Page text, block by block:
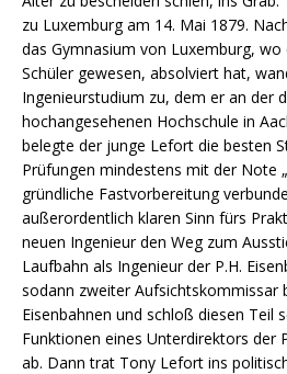
zu Luxemburg am 14. Mai 1879.
das Gymnasium von Luxemburg,
Schüler gewesen, absolviert hat,
Ingenieurstudium zu, dem er an der
hochangesehenen Hochschule in
belegte der junge Lefort die besten
Prüfungen mindestens mit der Note
gründliche Fastvorbereitung
außerordentlich klaren Sinn fürs
neuen Ingenieur den Weg zum
Laufbahn als Ingenieur der P.H.
sodann zweiter Aufsichtskommissar
Eisenbahnen und schloß diesen Teil
Funktionen eines Unterdirektors der
ab. Dann trat Tony Lefort ins